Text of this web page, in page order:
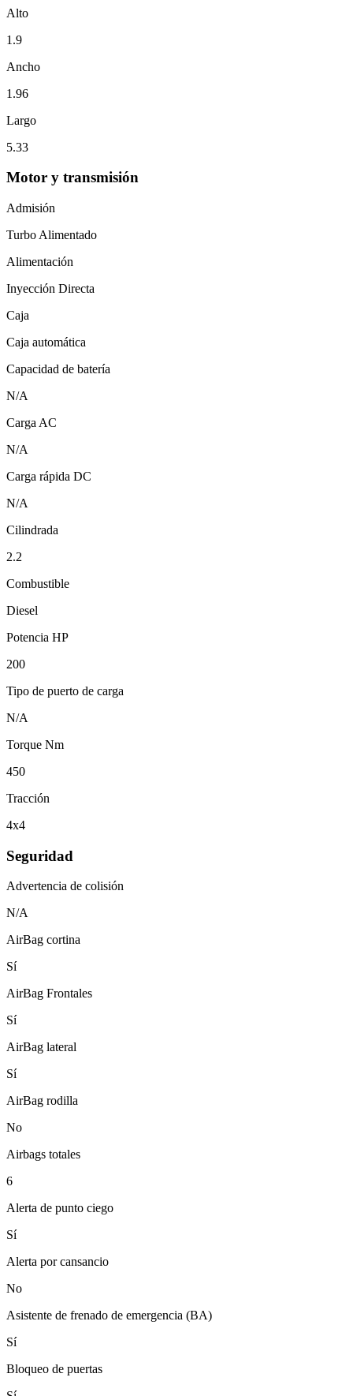
Alto
1.9
Ancho
1.96
Largo
5.33
Motor y transmisión
Admisión
Turbo Alimentado
Alimentación
Inyección Directa
Caja
Caja automática
Capacidad de batería
N/A
Carga AC
N/A
Carga rápida DC
N/A
Cilindrada
2.2
Combustible
Diesel
Potencia HP
200
Tipo de puerto de carga
N/A
Torque Nm
450
Tracción
4x4
Seguridad
Advertencia de colisión
N/A
AirBag cortina
Sí
AirBag Frontales
Sí
AirBag lateral
Sí
AirBag rodilla
No
Airbags totales
6
Alerta de punto ciego
Sí
Alerta por cansancio
No
Asistente de frenado de emergencia (BA)
Sí
Bloqueo de puertas